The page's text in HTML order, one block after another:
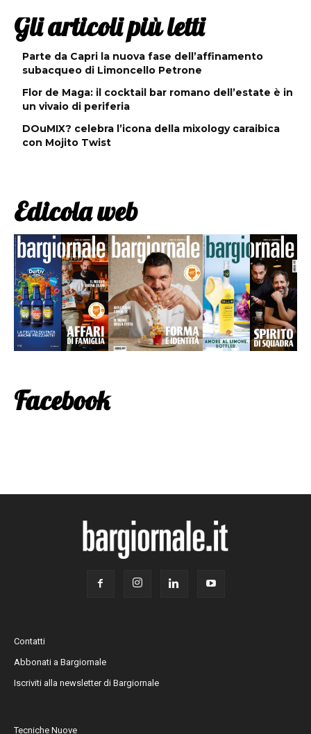
Gli articoli più letti
Parte da Capri la nuova fase dell’affinamento
subacqueo di Limoncello Petrone
Flor de Maga: il cocktail bar romano dell’estate è in
un vivaio di periferia
DOuMIX? celebra l’icona della mixology caraibica
con Mojito Twist
Edicola web
Facebook
Contatti
Abbonati a Bargiornale
Iscriviti alla newsletter di Bargiornale
Tecniche Nuove